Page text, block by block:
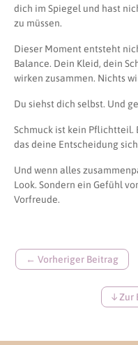
dich im Spiegel und hast
zu müssen.
Dieser Moment entsteht
Balance. Dein Kleid, dein
wirken zusammen. Nichts
Du siehst dich selbst. Und
Schmuck ist kein Pflichtteil.
das deine Entscheidung
Und wenn alles
Look. Sondern ein Gefühl
Vorfreude.
← Vorheriger Beitrag
↓ Zur